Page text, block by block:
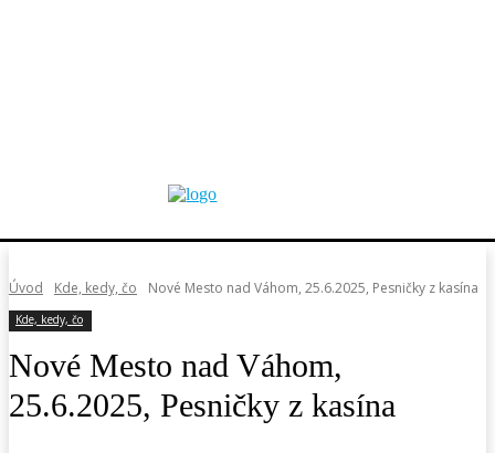
Úvod Kde, kedy, čo Nové Mesto nad Váhom, 25.6.2025, Pesničky z kasína
Kde, kedy, čo
Nové Mesto nad Váhom,
25.6.2025, Pesničky z kasína